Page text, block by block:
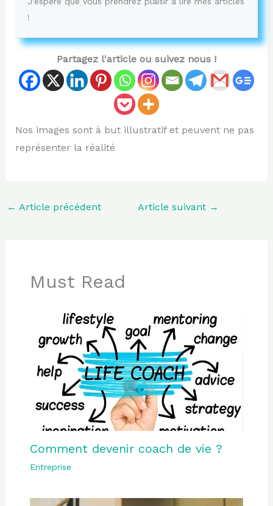
!
Partagez l'article ou suivez nous !
Nos images sont à but illustratif et peuvent ne pas
représenter la réalité
← Article précédent Article suivant →
Must Read
Comment devenir coach de vie ?
Entreprise